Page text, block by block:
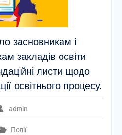
засновникам і
закладів освіти
листи щодо
освітнього процесу.
admin
Події